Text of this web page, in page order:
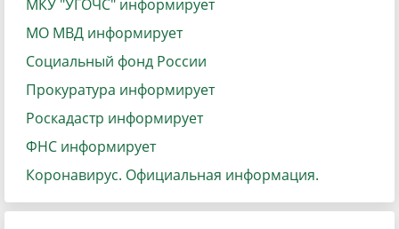
МКУ "УГОЧС" информирует
МО МВД информирует
Социальный фонд России
Прокуратура информирует
Роскадастр информирует
ФНС информирует
Коронавирус. Официальная информация.